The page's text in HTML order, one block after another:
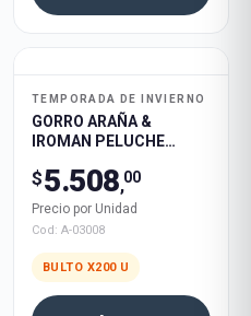
TEMPORADA DE INVIERNO
GORRO ARAÑA &
IROMAN PELUCHE
200U
$5.508,00
Precio por Unidad
Cod: A-03008
BULTO X200 U